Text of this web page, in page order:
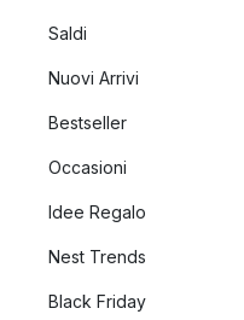
Saldi
Nuovi Arrivi
Bestseller
Occasioni
Idee Regalo
Nest Trends
Black Friday